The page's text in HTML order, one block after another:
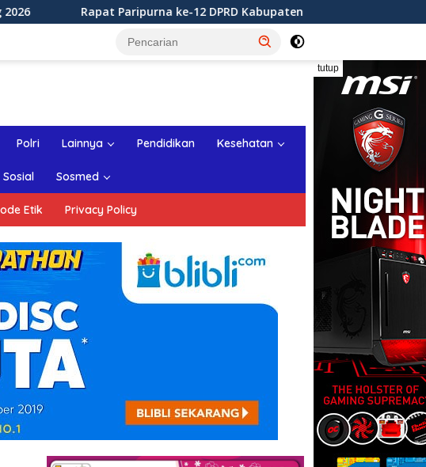
ke-12 DPRD Kabupaten Sukabumi Tahun Sidang 2026
tutup
Polri Lainnya Pendidikan Kesehatan
Sosial Sosmed
Etik Privacy Policy